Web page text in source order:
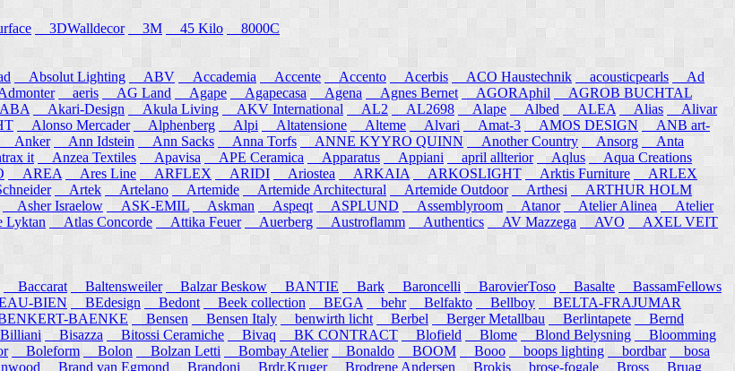
3DWalldecor 3M 45 Kilo 8000C
Absolut Lighting ABV Accademia Accente Accento Acerbis ACO Haustechnik acousticpearls
Ad
aeris AG Land Agape Agapecasa Agena Agnes Bernet AGORAphil
AGROB BUCHTAL
Akari-Design Akula Living AKV International AL2 AL2698 Alape Albed ALEA Alias
Alivar
Alonso Mercader Alphenberg Alpi Altatensione Alteme Alvari Amat-3 AMOS DESIGN
ANB art-
Anker Ann Idstein Ann Sacks Anna Torfs ANNE KYYRO QUINN Another Country Ansorg
Anta
it Anzea Textiles Apavisa APE Ceramica Apparatus Appiani april allterior Aqlus Aqua Creations
AREA Ares Line ARFLEX ARIDI Ariostea ARKAIA ARKOSLIGHT Arktis Furniture
ARLEX
Artek Artelano Artemide Artemide Architectural Artemide Outdoor Arthesi
ARTHUR HOLM
Asher Israelow ASK-EMIL Askman Aspeqt ASPLUND Assemblyroom Atanor Atelier Alinea
Atelier
Lyktan Atlas Concorde Attika Feuer Auerberg Austroflamm Authentics AV Mazzega AVO
AXEL VEIT
Baccarat Baltensweiler Balzar Beskow BANTIE Bark Baroncelli BarovierToso Basalte
BassamFellows
BIEN BEdesign Bedont Beek collection BEGA behr Belfakto Bellboy
BELTA-FRAJUMAR
BAENKE Bensen Bensen Italy benwirth licht Berbel Berger Metallbau Berlintapete
Bernd
Bisazza Bitossi Ceramiche Bivaq BK CONTRACT Blofield Blome Blond Belysning
Bloomming
Boleform Bolon Bolzan Letti Bombay Atelier Bonaldo BOOM Booo boops lighting bordbar
bosa
Brand van Egmond Brandoni Brdr.Kruger Brodrene Andersen Brokis brose-fogale Bross Bruag